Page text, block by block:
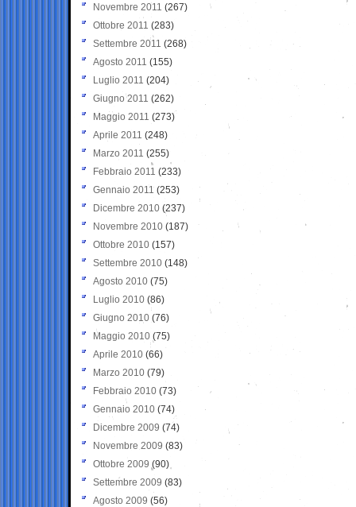
Novembre 2011 (267)
Ottobre 2011 (283)
Settembre 2011 (268)
Agosto 2011 (155)
Luglio 2011 (204)
Giugno 2011 (262)
Maggio 2011 (273)
Aprile 2011 (248)
Marzo 2011 (255)
Febbraio 2011 (233)
Gennaio 2011 (253)
Dicembre 2010 (237)
Novembre 2010 (187)
Ottobre 2010 (157)
Settembre 2010 (148)
Agosto 2010 (75)
Luglio 2010 (86)
Giugno 2010 (76)
Maggio 2010 (75)
Aprile 2010 (66)
Marzo 2010 (79)
Febbraio 2010 (73)
Gennaio 2010 (74)
Dicembre 2009 (74)
Novembre 2009 (83)
Ottobre 2009 (90)
Settembre 2009 (83)
Agosto 2009 (56)